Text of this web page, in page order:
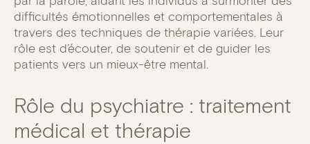
difficultés émotionnelles et comportementales à
travers des techniques de thérapie variées. Leur
rôle est d’écouter, de soutenir et de guider les
patients vers un mieux-être mental.
Rôle du psychiatre : traitement
médical et thérapie